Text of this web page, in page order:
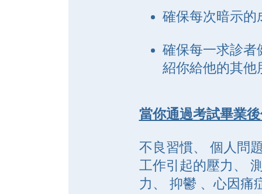
確保每次暗示的
確保每一求診者
紹你給他的其他
當你通過考試畢業
不良習慣、 個人問
工作引起的壓力、
力、 抑鬱 、心因痛